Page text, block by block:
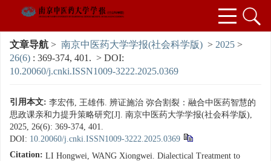
文章导航 > 南京中医药大学学报(社会科学版) > 2025 >
26(6) : 369-374, 401. > DOI:
10.20060/j.cnki.ISSN1009-3222.2025.0369
引用本文: 李宏伟, 王雄伟. 辨证施治 弥合割裂：融合中医药智慧的
思政课亲和力提升策略研究[J]. 南京中医药大学学报(社会科学版),
2025, 26(6): 369-374, 401.
DOI: 10.20060/j.cnki.ISSN1009-3222.2025.0369
Citation: LI Hongwei, WANG Xiongwei. Dialectical Treatment to